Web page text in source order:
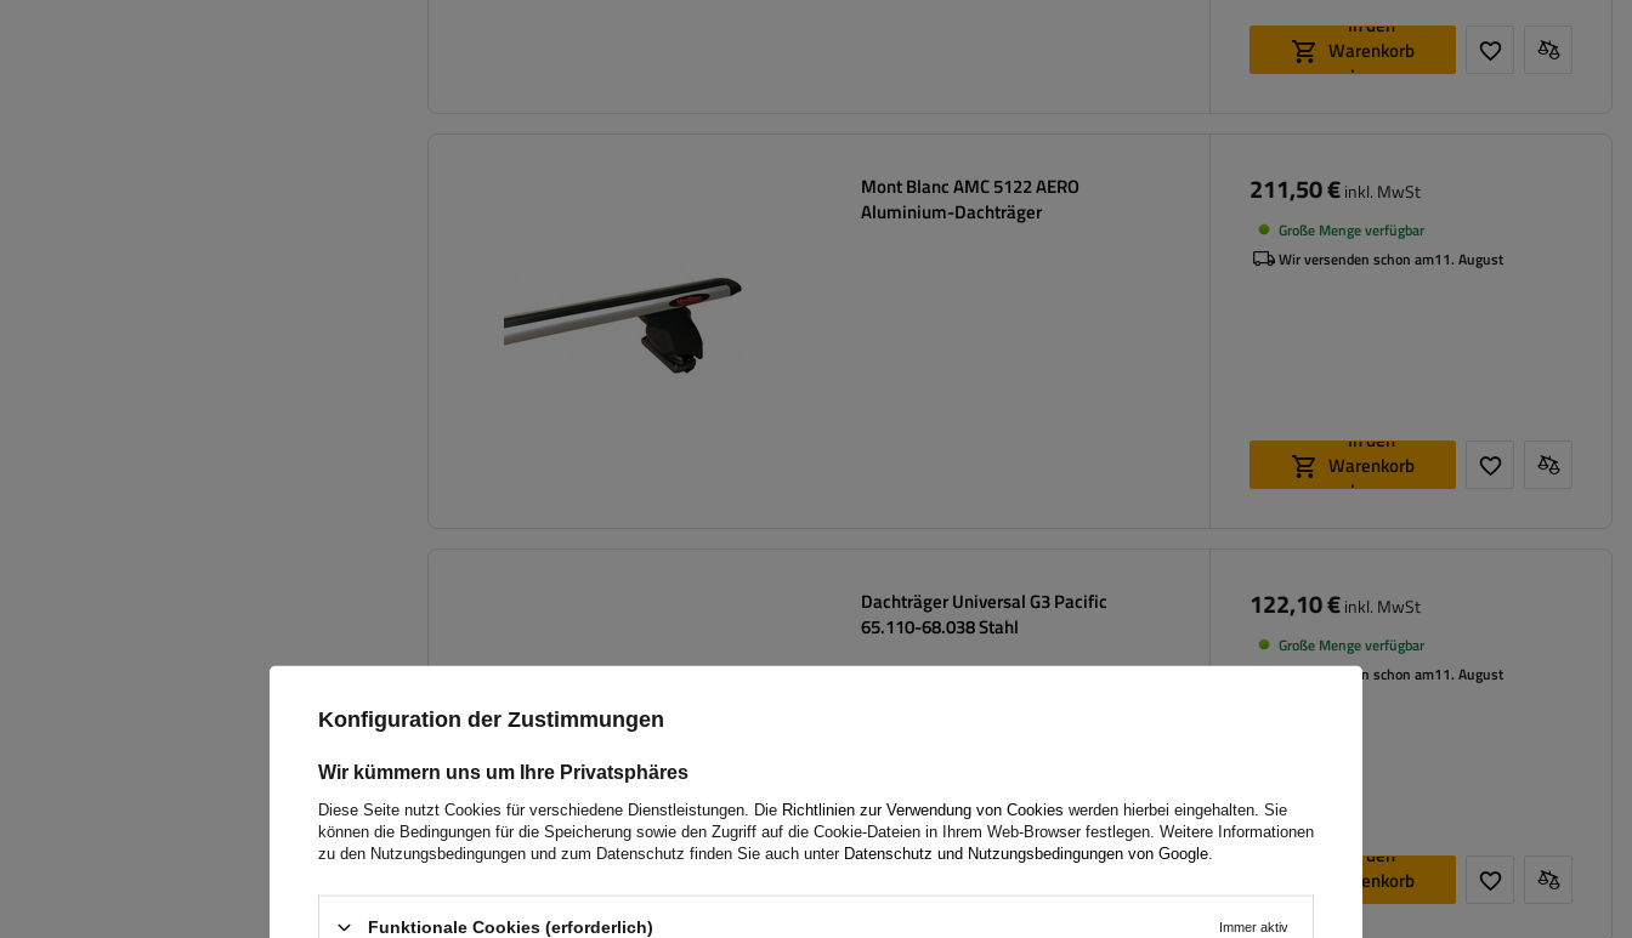
In den
Warenkorb
legen
Mont Blanc AMC 5122 AERO
Aluminium-Dachträger
211,50 €inkl. MwSt
Große Menge verfügbar
Wir versenden schon am11. August
In den
Warenkorb
legen
Dachträger Universal G3 Pacific
65.110-68.038 Stahl
122,10 €inkl. MwSt
Große Menge verfügbar
Wir versenden schon am11. August
In den
Warenkorb
legen
Konfiguration der Zustimmungen
Wir kümmern uns um Ihre Privatsphäres
Diese Seite nutzt Cookies für verschiedene Dienstleistungen. Die Richtlinien zur Verwendung von Cookies werden hierbei eingehalten. Sie
können die Bedingungen für die Speicherung sowie den Zugriff auf die Cookie-Dateien in Ihrem Web-Browser festlegen. Weitere Informationen
zu den Nutzungsbedingungen und zum Datenschutz finden Sie auch unter Datenschutz und Nutzungsbedingungen von Google
Funktionale Cookies (erforderlich) Immer aktiv